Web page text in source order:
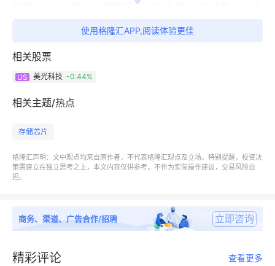
股收益12.20美元，调整后自由现金流达69亿美元，季
末持有现金及可交易投资合计167亿美元。
应紧张，并直言“存储器已成为一项战略资产”。
的执行力，美光在营收、毛利率、每股收益和自由现金流
使用格隆汇APP,阅读体验更佳
相关股票
US 美光科技 -0.44%
相关主题/热点
存储芯片
格隆汇声明：文中观点均来自原作者，不代表格隆汇观点及立场。特别提醒，投资决
策需建立在独立思考之上，本文内容仅供参考，不作为实际操作建议，交易风险自
担。
商务、渠道、广告合作/招聘 立即咨询
精彩评论 查看更多